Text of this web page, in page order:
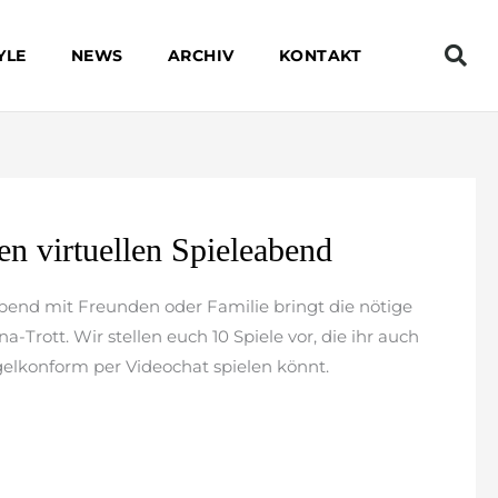
NEWS ARCHIV KONTAKT
virtuellen Spieleabend
mit Freunden oder Familie bringt die nötige
Trott. Wir stellen euch 10 Spiele vor, die ihr auch
per Videochat spielen könnt.